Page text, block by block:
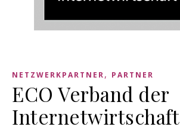
NETZWERKPARTNER, PARTNER
ECO Verband der
Internetwirtschaft